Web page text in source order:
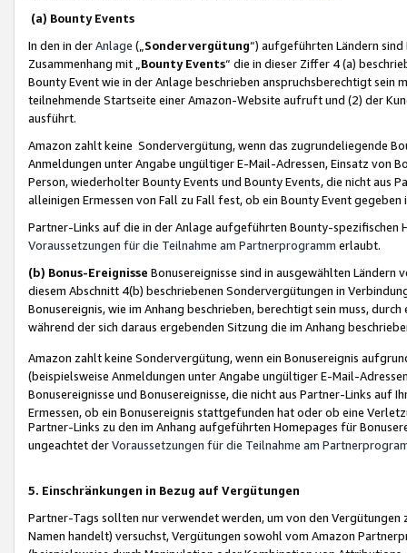
(a) Bounty Events
In den in derAnlage („ Sondervergütung“) aufgeführten Ländern
Zusammenhang mit „ Bounty Events“ die in dieser Ziffer 4 (a)
Bounty Event wie in der Anlage beschrieben anspruchsberechtigt sein
teilnehmende Startseite einer Amazon-Website aufruft und (2) der
ausführt.
Amazon zahlt keine Sondervergütung, wenn das zugrundeliegende
Anmeldungen unter Angabe ungültiger E-Mail-Adressen, Einsatz von
Person, wiederholter Bounty Events und Bounty Events, die nicht
alleinigen Ermessen von Fall zu Fall fest, ob ein Bounty Event
Partner-Links auf die in der Anlage aufgeführten Bounty-spezifischen
Voraussetzungen für die Teilnahme am Partnerprogramm erlaubt.
(b) Bonus-Ereignisse Bonusereignisse sind in ausgewählten Ländern
diesem Abschnitt 4(b) beschriebenen Sondervergütungen in
Bonusereignis, wie im Anhang beschrieben, berechtigt sein muss,
während der sich daraus ergebenden Sitzung die im Anhang
Amazon zahlt keine Sondervergütung, wenn ein Bonusereignis
(beispielsweise Anmeldungen unter Angabe ungültiger E-Mail-
Bonusereignisse und Bonusereignisse, die nicht aus Partner-Links auf
Ermessen, ob ein Bonusereignis stattgefunden hat oder ob eine
Partner-Links zu den im Anhang aufgeführten Homepages für
ungeachtet derVoraussetzungen für die Teilnahme am
5. Einschränkungen in Bezug auf Vergütungen
Partner-Tags sollten nur verwendet werden, um von den
Namen handelt) versuchst, Vergütungen sowohl vom Amazon